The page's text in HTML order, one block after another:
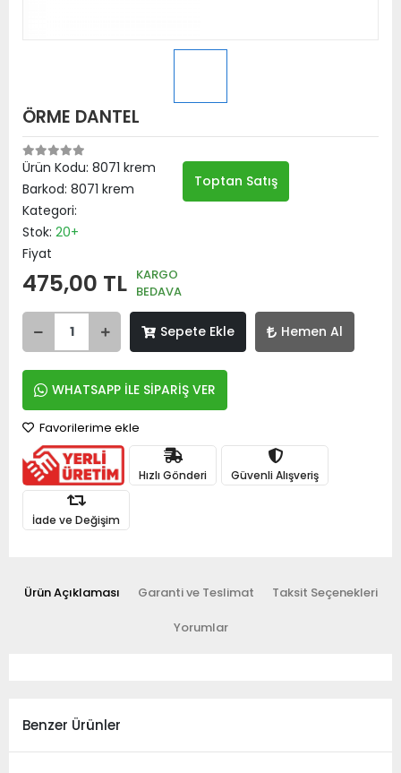
ÖRME DANTEL
Ürün Kodu: 8071 krem
Barkod: 8071 krem
Kategori:
Stok: 20+
Fiyat
475,00 TL KARGO
BEDAVA
Sepete Ekle Hemen Al
WHATSAPP İLE SİPARİŞ VER
Toptan Satış
Favorilerime ekle
Hızlı Gönderi Güvenli Alışveriş
İade ve Değişim
Ürün Açıklaması Garanti ve Teslimat Taksit Seçenekleri
Yorumlar
Benzer Ürünler